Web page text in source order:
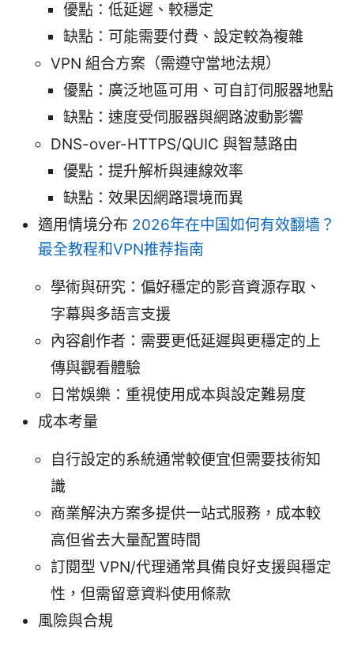
優點：低延遲、較穩定
缺點：可能需要付費、設定較為複雜
VPN 組合方案（需遵守當地法規）
優點：廣泛地區可用、可自訂伺服器地點
缺點：速度受伺服器與網路波動影響
DNS-over-HTTPS/QUIC 與智慧路由
優點：提升解析與連線效率
缺點：效果因網路環境而異
適用情境分布 2026年在中国如何有效翻墙？
最全教程和VPN推荐指南
學術與研究：偏好穩定的影音資源存取、
字幕與多語言支援
內容創作者：需要更低延遲與更穩定的上
傳與觀看體驗
日常娛樂：重視使用成本與設定難易度
成本考量
自行設定的系統通常較便宜但需要技術知
識
商業解決方案多提供一站式服務，成本較
高但省去大量配置時間
訂閱型 VPN/代理通常具備良好支援與穩定
性，但需留意資料使用條款
風險與合規